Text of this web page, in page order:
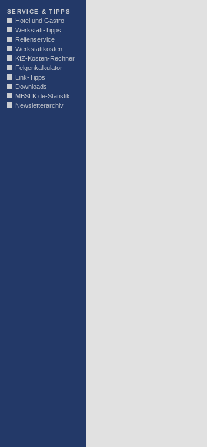
SERVICE & TIPPS
Hotel und Gastro
Werkstatt-Tipps
Reifenservice
Werkstattkosten
KfZ-Kosten-Rechner
Felgenkalkulator
Link-Tipps
Downloads
MBSLK.de-Statistik
Newsletterarchiv